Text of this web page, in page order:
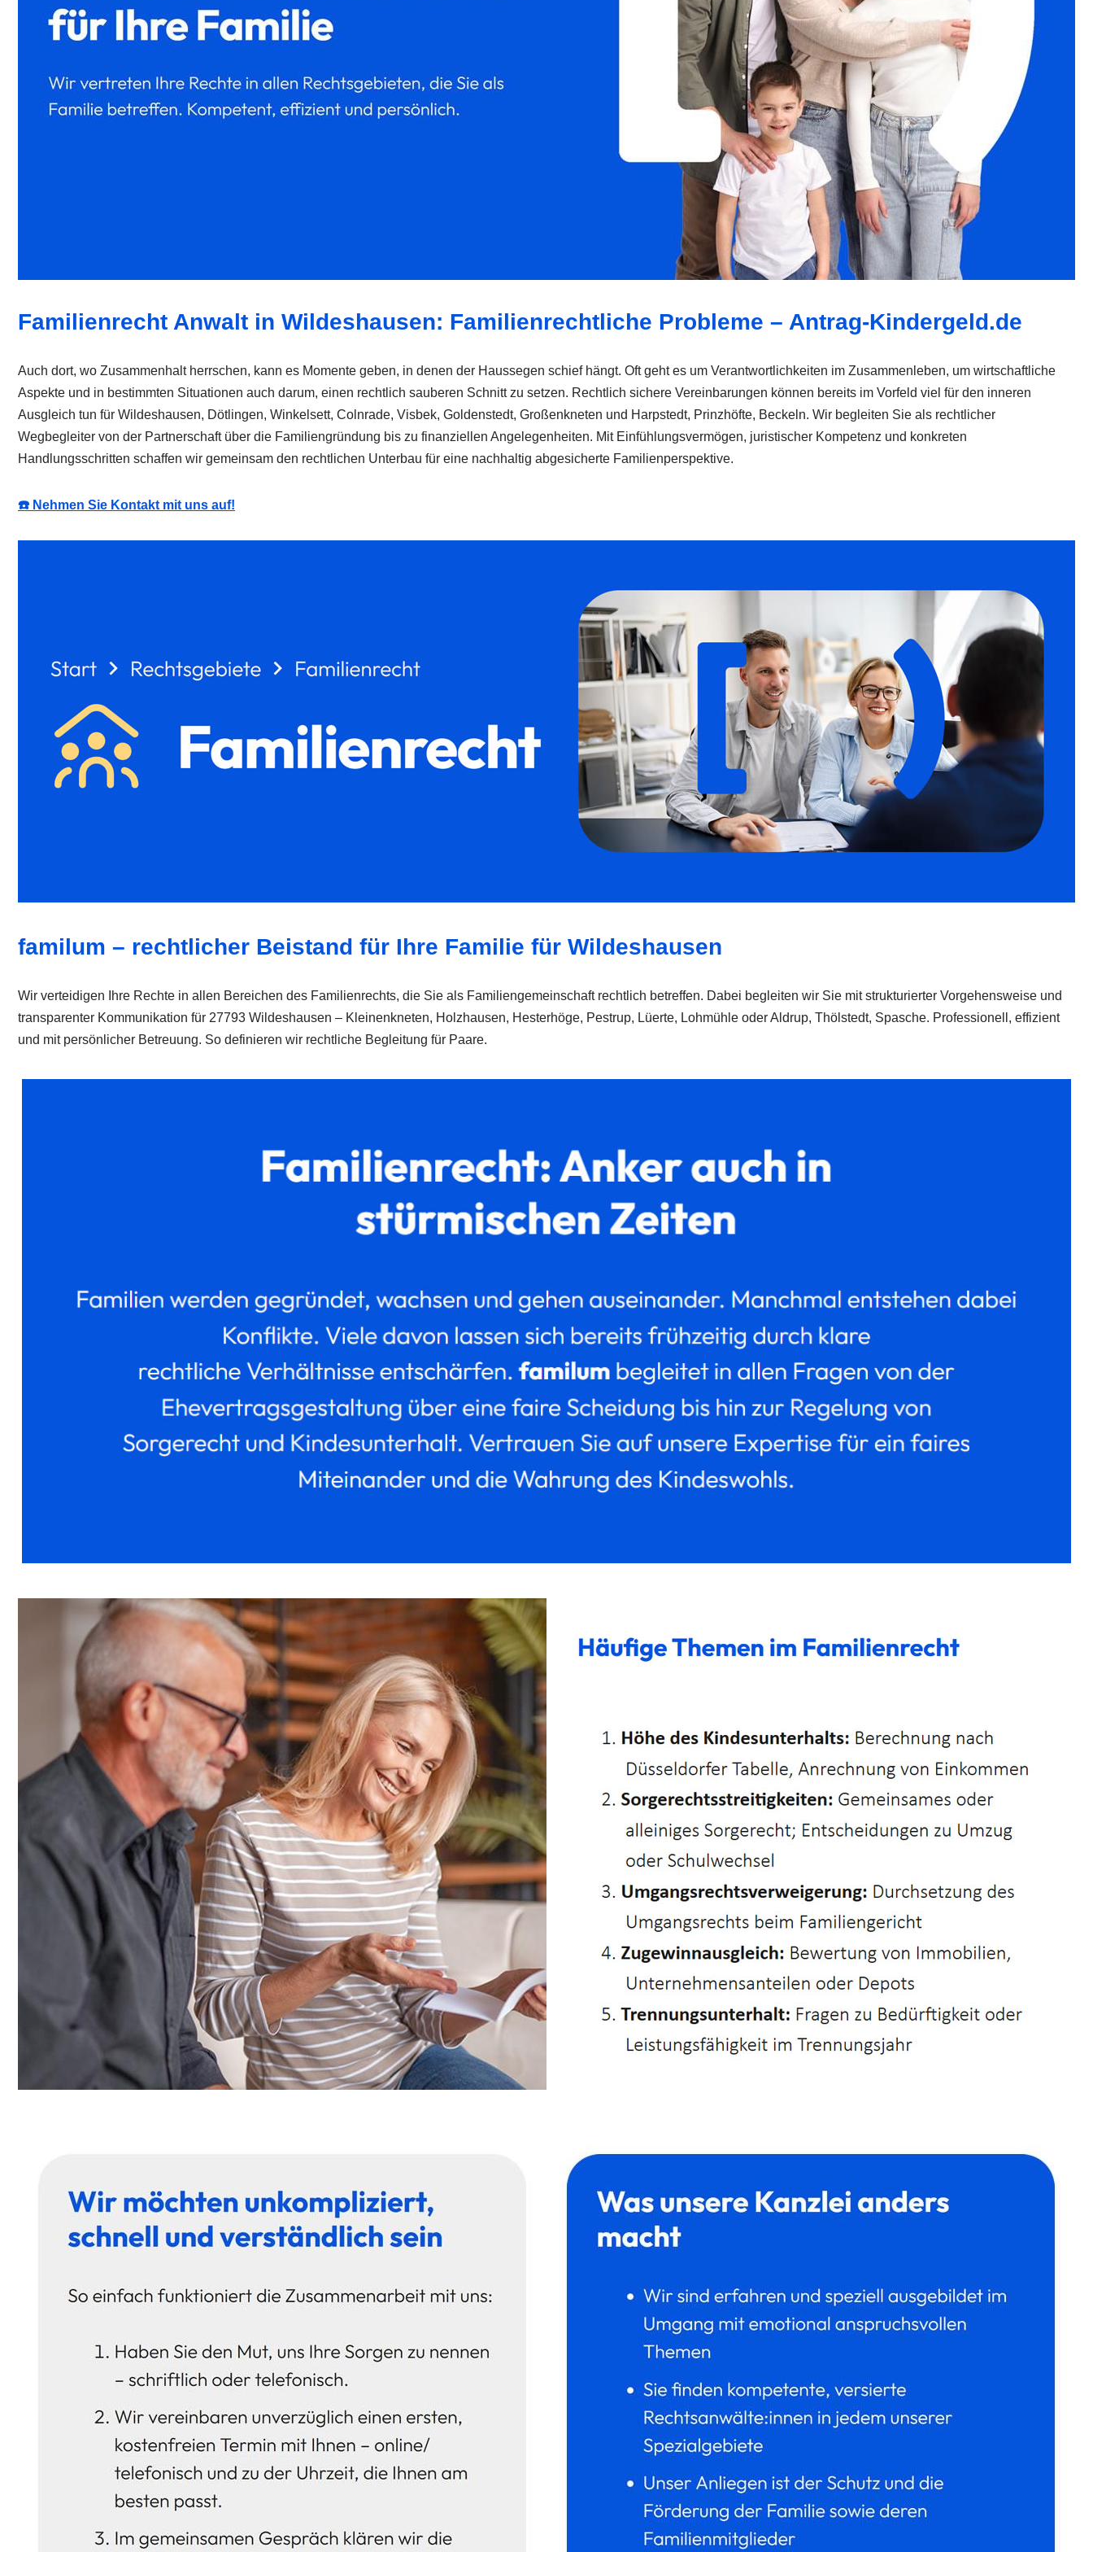
Familienrecht Anwalt in Wildeshausen: Familienrechtliche Probleme – Antrag-Kindergeld.de
Auch dort, wo Zusammenhalt herrschen, kann es Momente geben, in denen der Haussegen schief hängt. Oft geht es um Verantwortlichkeiten im Zusammenleben, um wirtschaftliche
Aspekte und in bestimmten Situationen auch darum, einen rechtlich sauberen Schnitt zu setzen. Rechtlich sichere Vereinbarungen können bereits im Vorfeld viel für den inneren
Ausgleich tun für Wildeshausen, Dötlingen, Winkelsett, Colnrade, Visbek, Goldenstedt, Großenkneten und Harpstedt, Prinzhöfte, Beckeln. Wir begleiten Sie als rechtlicher
Wegbegleiter von der Partnerschaft über die Familiengründung bis zu finanziellen Angelegenheiten. Mit Einfühlungsvermögen, juristischer Kompetenz und konkreten
Handlungsschritten schaffen wir gemeinsam den rechtlichen Unterbau für eine nachhaltig abgesicherte Familienperspektive.
☎️ Nehmen Sie Kontakt mit uns auf!
familum – rechtlicher Beistand für Ihre Familie für Wildeshausen
Wir verteidigen Ihre Rechte in allen Bereichen des Familienrechts, die Sie als Familiengemeinschaft rechtlich betreffen. Dabei begleiten wir Sie mit strukturierter Vorgehensweise und
transparenter Kommunikation für 27793 Wildeshausen – Kleinenkneten, Holzhausen, Hesterhöge, Pestrup, Lüerte, Lohmühle oder Aldrup, Thölstedt, Spasche. Professionell, effizient
und mit persönlicher Betreuung. So definieren wir rechtliche Begleitung für Paare.